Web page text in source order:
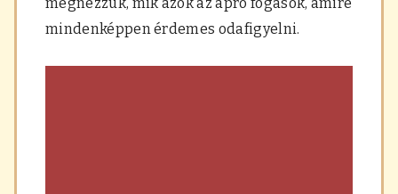
mindenképpen érdemes odafigyelni.